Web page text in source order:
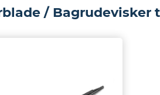
/ Bagrudevisker